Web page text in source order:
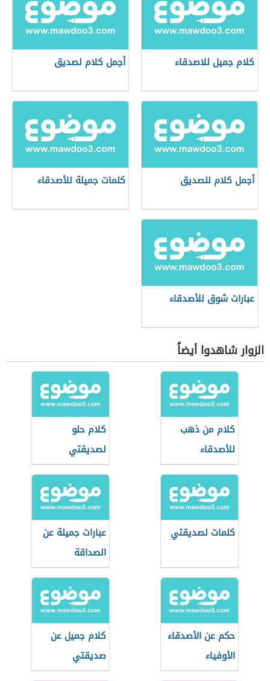
كلام جميل للاصدقاء أجمل كلام لصديق
أجمل كلام للصديق كلمات جميلة للأصدقاء
عبارات شوق للأصدقاء
الزوار شاهدوا أيضاً
كلام من ذهب
للأصدقاء
كلام حلو
لصديقتي
كلمات لصديقتي
عبارات جميلة عن
الصداقة
حكم عن الأصدقاء
الأوفياء
كلام جميل عن
صديقتي